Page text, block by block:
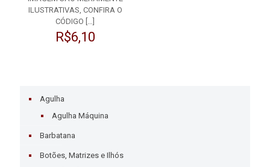
ILUSTRATIVAS, CONFIRA O
CÓDIGO […]
R$6,10
Agulha
Agulha Máquina
Barbatana
Botões, Matrizes e Ilhós